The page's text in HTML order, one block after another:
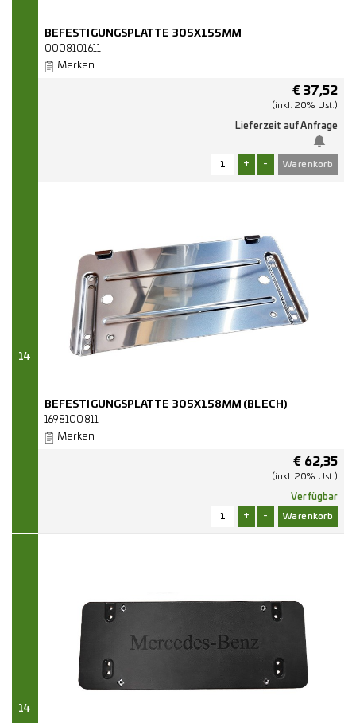
BEFESTIGUNGSPLATTE 305X155MM
0008101611
Merken
€ 37,52
(inkl. 20% Ust.)
Lieferzeit auf Anfrage
+ -
14
BEFESTIGUNGSPLATTE 305X158MM (BLECH)
1698100811
Merken
€ 62,35
(inkl. 20% Ust.)
Verfügbar
+ -
14